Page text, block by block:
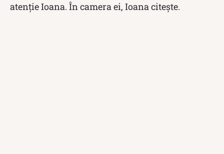
atenție Ioana. În camera ei, Ioana citește.